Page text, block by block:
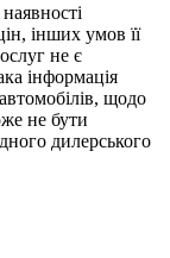
інших умов її
не є
інформація
щодо
не бути
дилерського